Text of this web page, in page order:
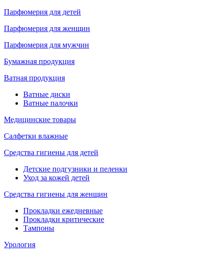
Парфюмерия для детей
Парфюмерия для женщин
Парфюмерия для мужчин
Бумажная продукция
Ватная продукция
Ватные диски
Ватные палочки
Медицинские товары
Салфетки влажные
Средства гигиены для детей
Детские подгузники и пеленки
Уход за кожей детей
Средства гигиены для женщин
Прокладки ежедневные
Прокладки критические
Тампоны
Урология